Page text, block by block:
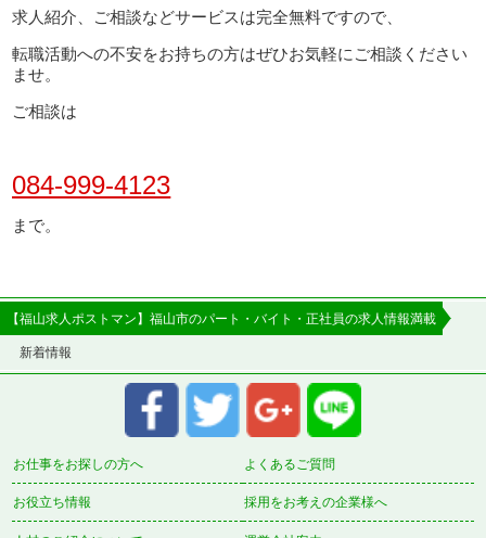
求人紹介、ご相談などサービスは完全無料ですので、
転職活動への不安をお持ちの方はぜひお気軽にご相談ください
ませ。
ご相談は
084-999-4123
まで。
【福山求人ポストマン】福山市のパート・バイト・正社員の求人情報満載
新着情報
お仕事をお探しの方へ よくあるご質問
お役立ち情報 採用をお考えの企業様へ